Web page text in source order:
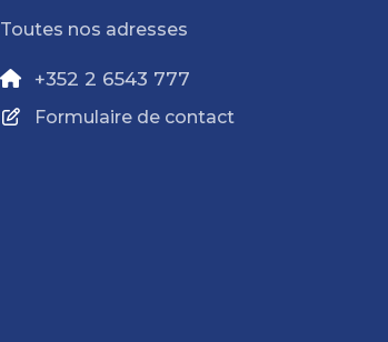
Toutes nos adresses
+352 2 6543 777
Formulaire de contact